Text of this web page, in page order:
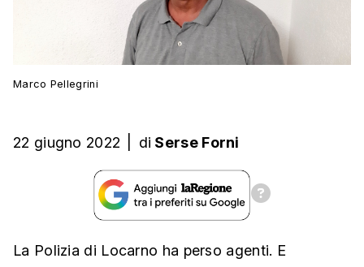
Marco Pellegrini
22 giugno 2022 di Serse Forni
La Polizia di Locarno ha perso agenti. E